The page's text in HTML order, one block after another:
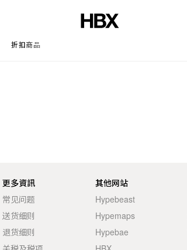
折扣商品
更多資訊
常见问题
送货细则
退货细则
其他网站
Hypebeast
Hypemaps
Hypebae